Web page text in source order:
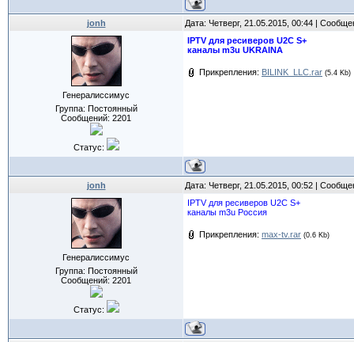
jonh Дата: Четверг, 21.05.2015, 00:44 |
Генералиссимус
Группа: Постоянный
Сообщений: 2201
Статус:
IPTV для ресиверов U2C S+
каналы m3u UKRAINA
Прикрепления: BILINK_LLC.rar (5.4 Kb)
jonh Дата: Четверг, 21.05.2015, 00:52 |
Генералиссимус
Группа: Постоянный
Сообщений: 2201
Статус:
IPTV для ресиверов U2C S+
каналы m3u Россия
Прикрепления: max-tv.rar (0.6 Kb)